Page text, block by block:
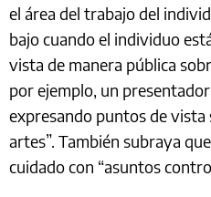
el área del trabajo del
bajo cuando el individuo
vista de manera pública
por ejemplo, un
expresando puntos de vista
artes”. También subraya
cuidado con “asuntos